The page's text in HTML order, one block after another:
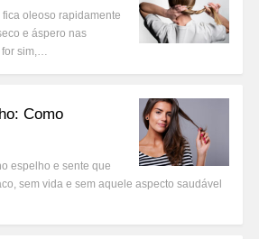
fica oleoso rapidamente
e áspero nas
for sim,…
Como
espelho e sente que
sem vida e sem aquele aspecto saudável